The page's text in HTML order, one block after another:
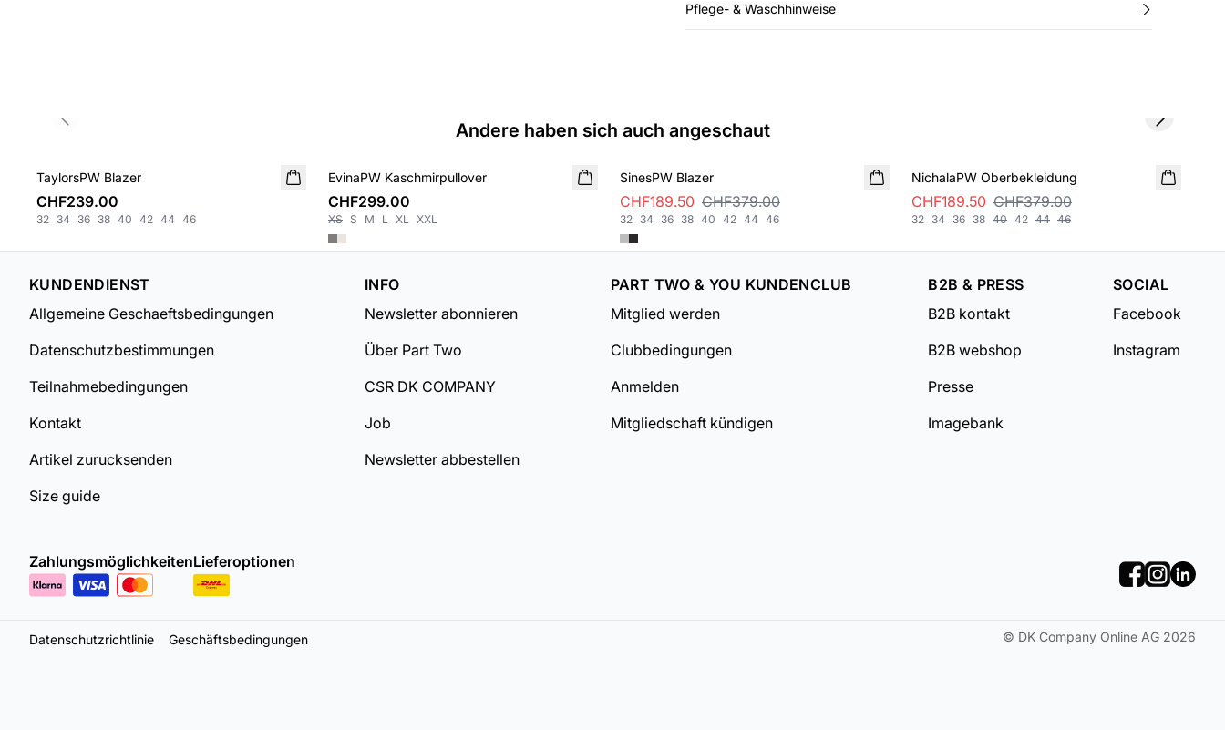
Pflege- & Waschhinweise
Andere haben sich auch angeschaut
NEUHEIT
TaylorsPW Blazer
CHF239.00
32 34 36 38 40 42 44 46
NEUHEIT
EvinaPW Kaschmirpullover
CHF299.00
XS S M L XL XXL
SALE
SinesPW Blazer
CHF189.50 CHF379.00
32 34 36 38 40 42 44 46
NichalaPW Oberbekleidung
CHF189.50 CHF379.00
32 34 36 38 40 42 44 46
Previous slide Next slide
KUNDENDIENST
Allgemeine Geschaeftsbedingungen
Datenschutzbestimmungen
Teilnahmebedingungen
Kontakt
Artikel zurucksenden
Size guide
INFO
Newsletter abonnieren
Über Part Two
CSR DK COMPANY
Job
Newsletter abbestellen
PART TWO & YOU KUNDENCLUB
Mitglied werden
Clubbedingungen
Anmelden
Mitgliedschaft kündigen
B2B & PRESS
B2B kontakt
B2B webshop
Presse
Imagebank
SOCIAL
Facebook
Instagram
ZahlungsmöglichkeitenLieferoptionen
Datenschutzrichtlinie Geschäftsbedingungen © DK Company Online AG 2026